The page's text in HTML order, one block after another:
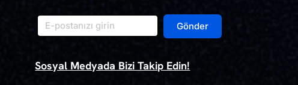
Gönder
Sosyal Medyada Bizi Takip Edin!